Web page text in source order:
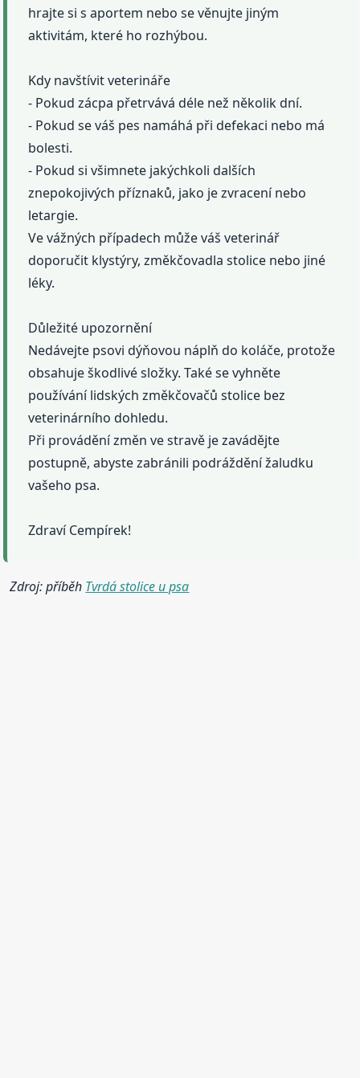
hrajte si s aportem nebo se věnujte jiným
aktivitám, které ho rozhýbou.
Kdy navštívit veterináře
- Pokud zácpa přetrvává déle než několik dní.
- Pokud se váš pes namáhá při defekaci nebo má
bolesti.
- Pokud si všimnete jakýchkoli dalších
znepokojivých příznaků, jako je zvracení nebo
letargie.
Ve vážných případech může váš veterinář
doporučit klystýry, změkčovadla stolice nebo jiné
léky.
Důležité upozornění
Nedávejte psovi dýňovou náplň do koláče, protože
obsahuje škodlivé složky. Také se vyhněte
používání lidských změkčovačů stolice bez
veterinárního dohledu.
Při provádění změn ve stravě je zavádějte
postupně, abyste zabránili podráždění žaludku
vašeho psa.
Zdraví Cempírek!
Zdroj: příběh Tvrdá stolice u psa